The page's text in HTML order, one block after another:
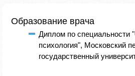
Образование врача
Диплом по специальности
психология", Московский
государственный